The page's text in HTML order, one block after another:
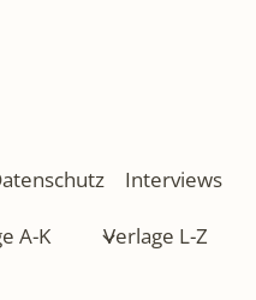
Interviews
A-K Verlage L-Z